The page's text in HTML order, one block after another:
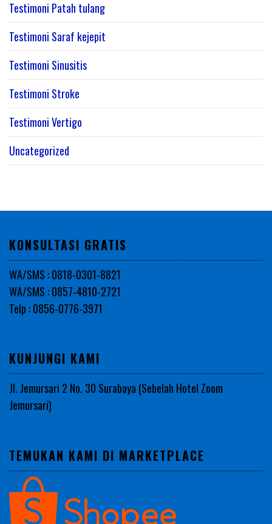
Testimoni Patah tulang
Testimoni Saraf kejepit
Testimoni Sinusitis
Testimoni Stroke
Testimoni Vertigo
Uncategorized
KONSULTASI GRATIS
WA/SMS : 0818-0301-8821
WA/SMS : 0857-4810-2721
Telp : 0856-0776-3971
KUNJUNGI KAMI
Jl. Jemursari 2 No. 30 Surabaya (Sebelah Hotel Zoom
Jemursari)
TEMUKAN KAMI DI MARKETPLACE